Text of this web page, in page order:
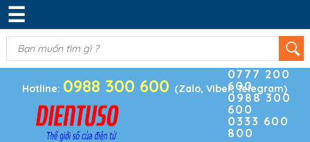
DANH MỤC SẢN PHẨM
KIM KHÍ
ĐIỆN TRỞ & TỤ ĐIỆN
BOARD PHÁT TRIỂN
MODULE CẢM BIẾN
LINH KIỆN KHÁC
☰
Hotline: 0988 300 600 (Zalo, Viber, Telegram)
Điện thoại
0777 200
600
0988 300
600
0333 600
800
(0)